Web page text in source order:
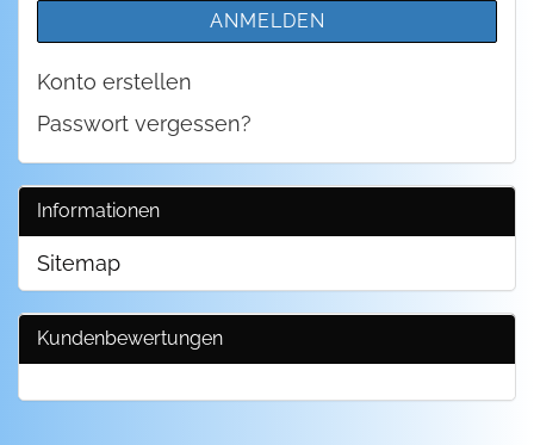
ANMELDEN
Konto erstellen
Passwort vergessen?
Informationen
Sitemap
Kundenbewertungen